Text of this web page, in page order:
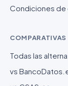
Condiciones de
COMPARATIVAS
Todas las
vs